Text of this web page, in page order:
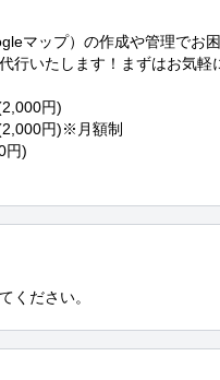
マップ）の作成や管理でお
行いたします！まずはお気軽
円)
円)※月額制
円)
ください。